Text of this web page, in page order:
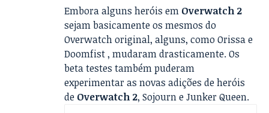
Embora alguns heróis em Overwatch 2
sejam basicamente os mesmos do
Overwatch original, alguns, como Orissa e
Doomfist , mudaram drasticamente. Os
beta testes também puderam
experimentar as novas adições de heróis
de Overwatch 2, Sojourn e Junker Queen.